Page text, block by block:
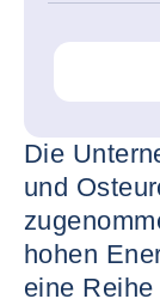
Die
und
hohen
eine